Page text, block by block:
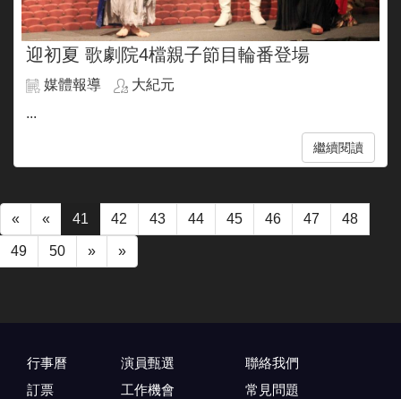
迎初夏 歌劇院4檔親子節目輪番登場
媒體報導
大紀元
...
繼續閱讀
« « 41 42 43 44 45 46 47 48
49 50 » »
行事曆
訂票
演員甄選
工作機會
聯絡我們
常見問題